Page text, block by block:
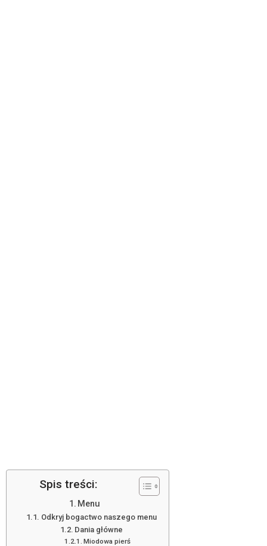
Spis treści:
Menu
Odkryj bogactwo naszego menu
Dania główne
Miodowa pierś